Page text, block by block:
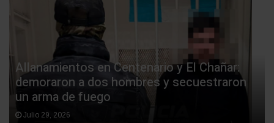
Allanamientos en Centenario y El Chañar:
demoraron a dos hombres y secuestraron
un arma de fuego
Julio 29, 2026